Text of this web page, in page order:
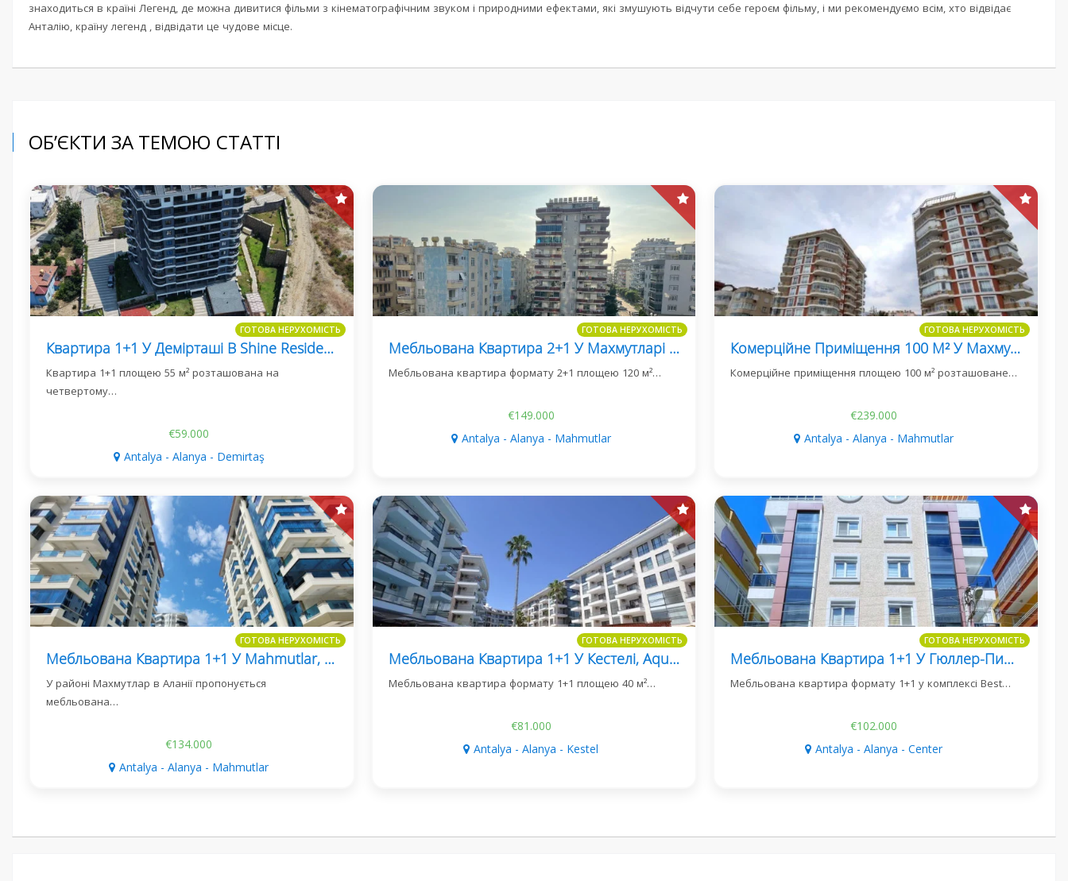
знаходиться в країні Легенд, де можна дивитися фільми з кінематографічним звуком і природними ефектами, які змушують відчути себе героєм фільму, і ми рекомендуємо всім, хто відвідає
Анталію, країну легенд , відвідати це чудове місце.
ОБ’ЄКТИ ЗА ТЕМОЮ СТАТТІ
ГОТОВА НЕРУХОМІСТЬ
Квартира 1+1 У Демірташі В Shine Residence
Квартира 1+1 площею 55 м² розташована на
четвертому…
€59.000
Antalya - Alanya - Demirtaş
ГОТОВА НЕРУХОМІСТЬ
Мебльована Квартира 2+1 У Махмутларі За 500 М Від Моря
Мебльована квартира формату 2+1 площею 120 м²…
€149.000
Antalya - Alanya - Mahmutlar
ГОТОВА НЕРУХОМІСТЬ
Комерційне Приміщення 100 М² У Махмутларі На D400
Комерційне приміщення площею 100 м² розташоване…
€239.000
Antalya - Alanya - Mahmutlar
ГОТОВА НЕРУХОМІСТЬ
Мебльована Квартира 1+1 У Mahmutlar, Yekta Trade Center
У районі Махмутлар в Аланії пропонується
мебльована…
€134.000
Antalya - Alanya - Mahmutlar
ГОТОВА НЕРУХОМІСТЬ
Мебльована Квартира 1+1 У Кестелі, Aqua Residence B2
Мебльована квартира формату 1+1 площею 40 м²…
€81.000
Antalya - Alanya - Kestel
ГОТОВА НЕРУХОМІСТЬ
Мебльована Квартира 1+1 У Гюллер-Пинари, Best Home 21
Мебльована квартира формату 1+1 у комплексі Best…
€102.000
Antalya - Alanya - Center